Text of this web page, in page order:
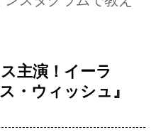
主演！イーラ
・ウィッシュ』